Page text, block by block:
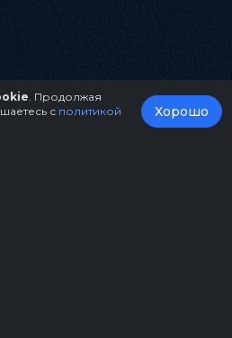
. Продолжая
с политикой
Хорошо